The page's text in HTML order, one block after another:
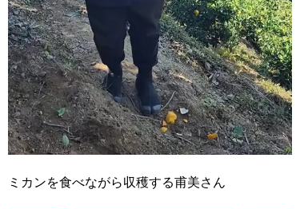
ミカンを食べながら収穫する甫美さん